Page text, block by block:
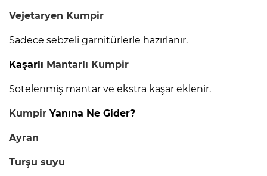
Vejetaryen Kumpir
Sadece sebzeli garnitürlerle hazırlanır.
Kaşarlı Mantarlı Kumpir
Sotelenmiş mantar ve ekstra kaşar eklenir.
Kumpir Yanına Ne Gider?
Ayran
Turşu suyu